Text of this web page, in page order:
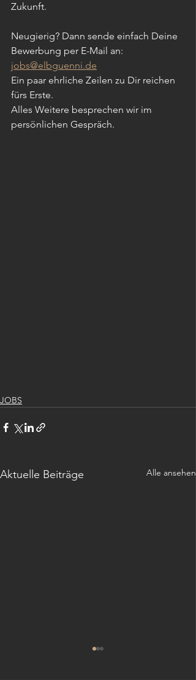
Zukunft.
Neugierig? Dann sende einfach Deine
Bewerbung per E-Mail an:
jobs@elbguenni.de
Ein paar ehrliche Zeilen zu Dir reichen
fürs Erste.
Alles Weitere besprechen wir im
persönlichen Gespräch.
JOBS
Aktuelle Beiträge Alle ansehen